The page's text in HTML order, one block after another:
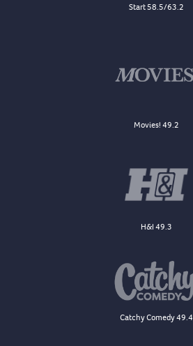
Start 58.5/63.2
Movies! 49.2
H&I 49.3
Catchy Comedy 49.4